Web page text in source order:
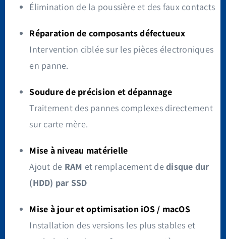
Élimination de la poussière et des faux contacts
Réparation de composants défectueux
Intervention ciblée sur les pièces électroniques
en panne.
Soudure de précision et dépannage
Traitement des pannes complexes directement
sur carte mère.
Mise à niveau matérielle
Ajout de RAM et remplacement dedisque dur
(HDD) par SSD
Mise à jour et optimisation iOS / macOS
Installation des versions les plus stables et